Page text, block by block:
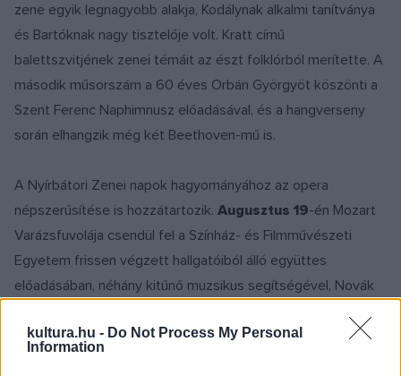
kultura.hu - Do Not Process My Personal
Information
zene egyik legnagyobb alakja, Kodálynak alkalmi tanítványa
és Bartóknak nagy tisztelője volt. Kratt című
balettszvitjének zenei témáit az észt folklórból merítette. A
második műsorszám a 60 éves Orbán Györgyöt köszönti a
Szent Ferenc Naphimnusz előadásával, és a hangverseny
során elhangzik még két Beethoven-mű is.
A Nyírbátori Zenei napok hagyományához az opera
népszerűsítése is hozzátartozik. Augusztus 19-én Mozart
Varázsfuvolája csendül fel a Színház- és Filmművészeti
Egyetem frissen végzett hallgatóiból álló együttes
előadásában, néhány kitűnő muzsikus segítségével, Novák
az Operaházy borlovagok adnak hangversenyt. A játékos